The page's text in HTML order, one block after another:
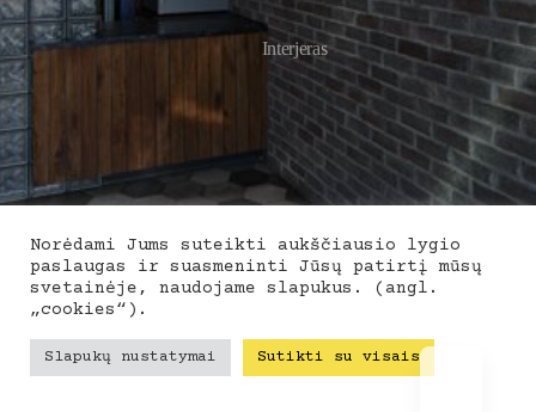
Interjeras
Norėdami Jums suteikti aukščiausio lygio
paslaugas ir suasmeninti Jūsų patirtį mūsų
svetainėje, naudojame slapukus. (angl.
„cookies“).
Slapukų nustatymai Sutikti su visais